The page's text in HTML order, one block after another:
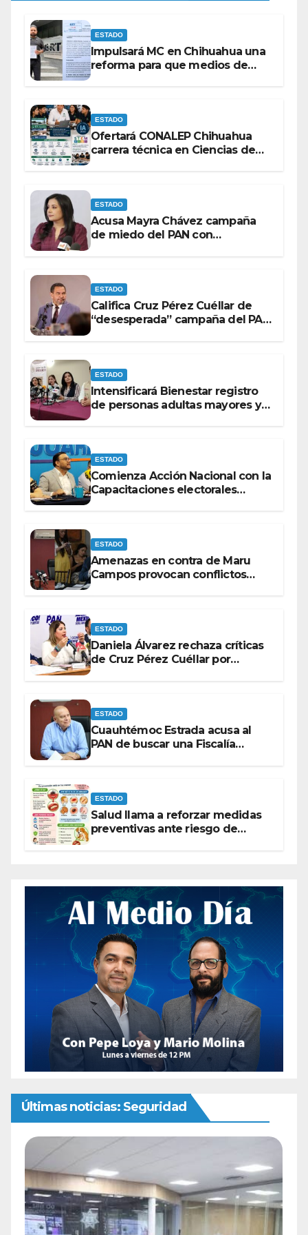
ESTADO
Impulsará MC en Chihuahua una
reforma para que medios de
ESTADO
Ofertará CONALEP Chihuahua
carrera técnica en Ciencias de
ESTADO
Acusa Mayra Chávez campaña
de miedo del PAN con
ESTADO
Califica Cruz Pérez Cuéllar de
“desesperada” campaña del PAN
ESTADO
Intensificará Bienestar registro
de personas adultas mayores y
ESTADO
Comienza Acción Nacional con la
Capacitaciones electorales
ESTADO
Amenazas en contra de Maru
Campos provocan conflictos
ESTADO
Daniela Álvarez rechaza críticas
de Cruz Pérez Cuéllar por
ESTADO
Cuauhtémoc Estrada acusa al
PAN de buscar una Fiscalía
ESTADO
Salud llama a reforzar medidas
preventivas ante riesgo de
Últimas noticias: Seguridad